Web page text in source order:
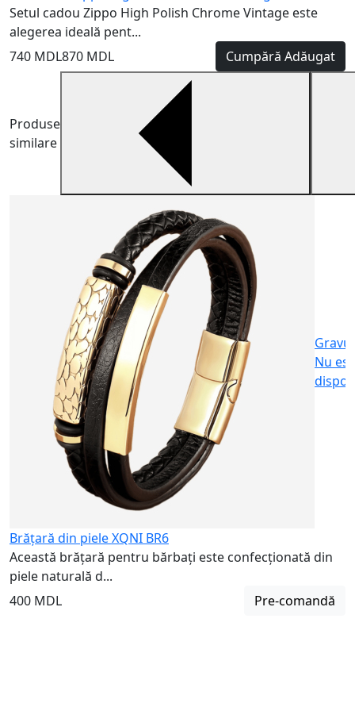
Setul cadou Zippo High Polish Chrome Vintage este
alegerea ideală pent...
740 MDL870 MDL Cumpără Adăugat
Produse
similare
Nu
Brățară din piele XQNI BR6
Această brățară pentru bărbați este confecționată din
piele naturală d...
400 MDL
Pre-comandă